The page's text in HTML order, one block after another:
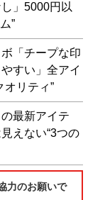
」5000円以
”
「チープな印
すい」全アイ
オリティ”
最新アイテ
えない“3つの